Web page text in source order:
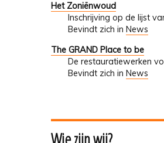
Het Zoniënwoud
Inschrijving op de lijst
Bevindt zich in News
The GRAND Place to be
De restauratiewerken
Bevindt zich in News